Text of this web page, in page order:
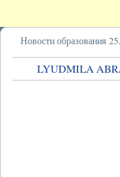
Новости образования
LYUDMILA